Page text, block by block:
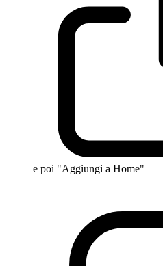
e poi "Aggiungi a Home"